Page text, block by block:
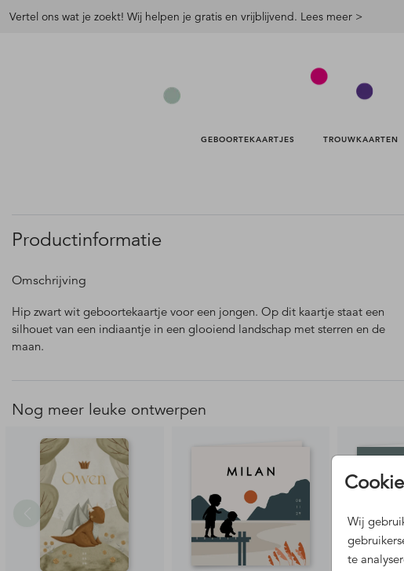
Vertel ons wat je zoekt! Wij helpen je gratis en vrijblijvend. Lees meer >
GEBOORTEKAARTJES TROUWKAARTEN
Wij
te
Productinformatie
Omschrijving
Hip zwart wit geboortekaartje voor een jongen. Op dit kaartje staat een
silhouet van een indiaantje in een glooiend landschap met sterren en de
maan.
Nog meer leuke ontwerpen